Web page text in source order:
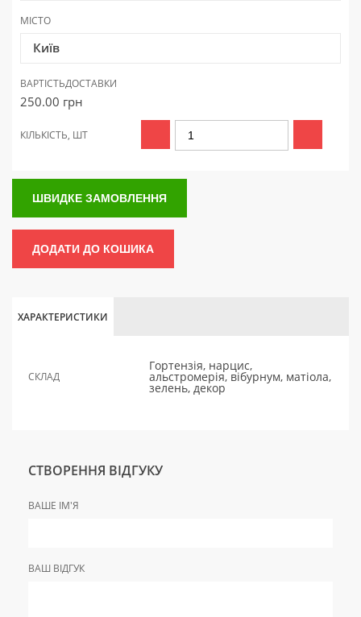
МІСТО
Київ
ВАРТІСТЬДОСТАВКИ
250.00 грн
КІЛЬКІСТЬ, ШТ
ШВИДКЕ ЗАМОВЛЕННЯ
ДОДАТИ ДО КОШИКА
ХАРАКТЕРИСТИКИ
СКЛАД
Гортензія, нарцис,
альстромерія, вібурнум, матіола,
зелень, декор
СТВОРЕННЯ ВІДГУКУ
ВАШЕ ІМ'Я
ВАШ ВІДГУК